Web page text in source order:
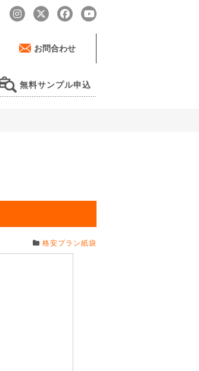
お問合わせ
無料サンプル申込
格安プラン紙袋